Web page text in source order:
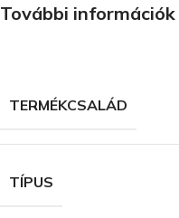
További információk
TERMÉKCSALÁD
TÍPUS